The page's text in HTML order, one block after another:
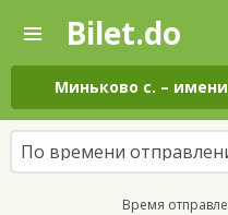
—
Поиск
и
покупка
билетов
на
автобус
онлайн
Bilet.do
Миньково с. –
По времени
Время